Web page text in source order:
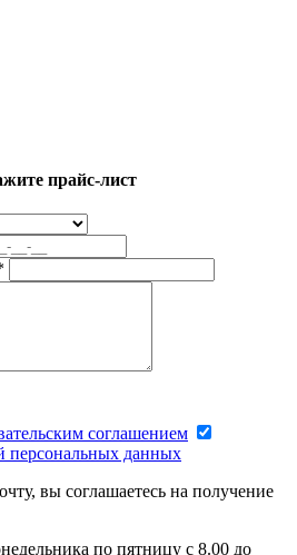
прайс-лист
соглашением
персональных данных
вы соглашаетесь на получение
по пятницу с 8.00 до